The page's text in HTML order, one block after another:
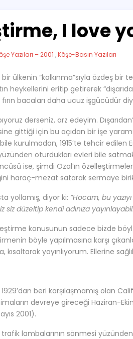
I love
Yazıları – 2001 ,Köşe-Basın Yazıları
ülkenin “kalkınma”sıyla özdeş
heykellerini eritip getirerek
bacaları daha ucuz işgücüdür
derseniz, arz edeyim.
gittiği için bu açıdan bir işe
kurulmadan, 1915’te tehcir edilen
yüzünden oturdukları evleri bile
ise, şimdi Özal’ın
haraç-mezat satarak sermaye
yollamış, diyor ki: “Hocam, bu
siz düzeltip kendi adınıza
konusunun sadece bizde
böyle yapılmasına karşı
kısaltarak yayınlıyorum. Ellerine
beri karşılaşmamış olan
devreye gireceği Haziran-
2001).
trafik lambalarının sönmesi